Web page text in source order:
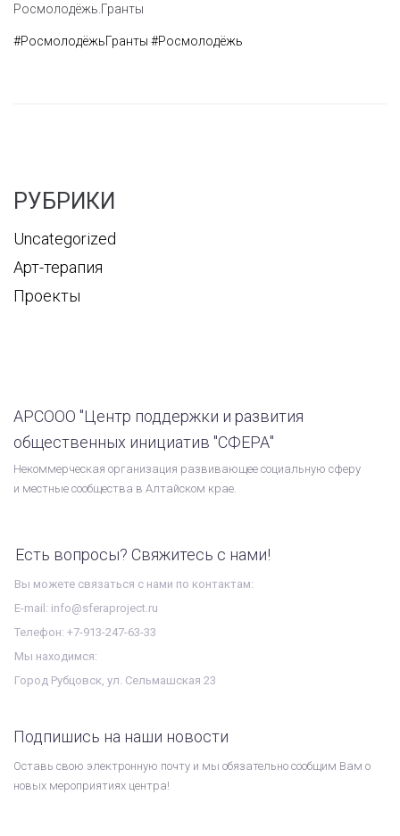
Росмолодёжь.Гранты
#РосмолодёжьГранты #Росмолодёжь
РУБРИКИ
Uncategorized
Арт-терапия
Проекты
АРСООО "Центр поддержки и развития
общественных инициатив "СФЕРА"
Некоммерческая организация развивающее социальную сферу
и местные сообщества в Алтайском крае.
Есть вопросы? Свяжитесь с нами!
Вы можете связаться с нами по контактам:
E-mail: info@sferaproject.ru
Телефон: +7-913-247-63-33
Мы находимся:
Город Рубцовск, ул. Сельмашская 23
Подпишись на наши новости
Оставь свою электронную почту и мы обязательно сообщим Вам о
новых мероприятиях центра!